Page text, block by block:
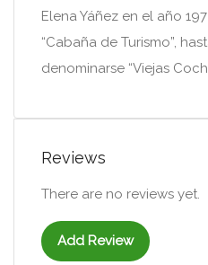
Elena Yáñez en el año
“Cabaña de Turismo”,
denominarse “Viejas
Reviews
There are no reviews yet.
Add Review